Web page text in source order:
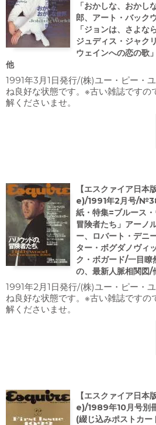
「おかしな、おかし
郎、アート・バック
「ジョンは、さよな
ジュディス・ジャク
ウェインへの恋の歌
他
1991年3月1日発行/(株)ユー・ピー・
ね良好な状態です。※古い雑誌ですの
解くださいませ。
【エスクァイア日
e)/1991年2月号/
紙・特集=ブルース・
冒険者たち」アーノ
ー、ロバート・デニ
ター・ボグダノヴィ
ク・ボガード/一目
の、最新人脈相関図/
1991年2月1日発行/(株)ユー・ピー・
ね良好な状態です。※古い雑誌ですの
解くださいませ。
【エスクァイア日
e)/1989年10月号別
(綴じ込みポストカ